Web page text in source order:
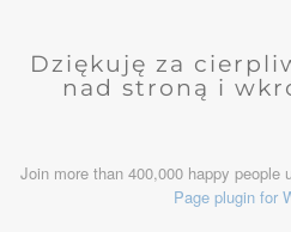
Dziękuję za
nad stroną i
Join more than 400,000 happy people
Page plugin for